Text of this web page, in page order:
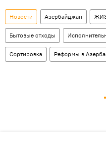
Новости Азербайджан
Бытовые отходы
Сортировка Реформы в